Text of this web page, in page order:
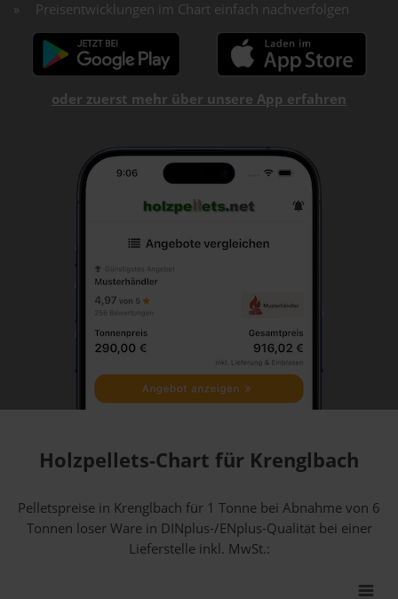
Preisentwicklungen im Chart einfach nachverfolgen
oder zuerst mehr über unsere App erfahren
Holzpellets-Chart für Krenglbach
Pelletspreise in Krenglbach für 1 Tonne bei Abnahmevon 6
Tonnen loser Warein DINplus-/ENplus-Qualität bei einer
Lieferstelle inkl. MwSt.: